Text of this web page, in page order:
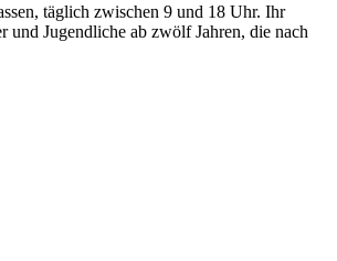
täglich zwischen 9 und 18 Uhr. Ihr
Jugendliche ab zwölf Jahren, die nach